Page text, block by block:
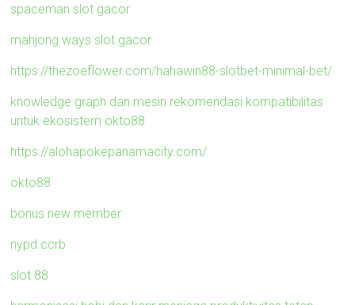
spaceman slot gacor
mahjong ways slot gacor
https://thezoeflower.com/hahawin88-slotbet-minimal-bet/
knowledge graph dan mesin rekomendasi kompatibilitas
untuk ekosistem okto88
https://alohapokepanamacity.com/
okto88
bonus new member
nypd ccrb
slot 88